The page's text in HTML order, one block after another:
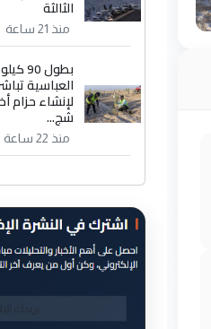
الثالثة
منذ 21 ساعة
بطول
العباسية
لإنشاء حزام
شج...
منذ 22 ساعة